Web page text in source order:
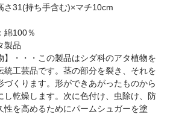
さ31(持ち手含む)×マチ10cm
綿100％
製品
】・・・この製品はシダ科のアタ植物を
統工芸品です。茎の部分を裂き、それを
づくります。形ができあがったものから
し乾燥します。次に色付け、虫除け、防
性を高めるためにパームシュガーを塗